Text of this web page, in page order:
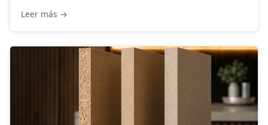
Leer más →